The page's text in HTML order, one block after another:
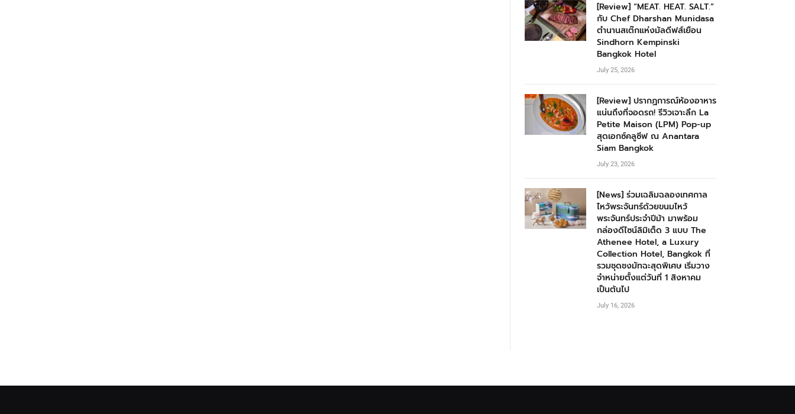
[Review] “MEAT. HEAT. SALT.”
กับ Chef Dharshan Munidasa
ตำนานสเต๊กแห่งมัลดีฟส์เยือน
Sindhorn Kempinski
Bangkok Hotel
July 25, 2026
[Review] ปรากฏการณ์ห้องอาหาร
แน่นถึงที่จอดรถ! รีวิวเจาะลึก La
Petite Maison (LPM) Pop-up
สุดเอกซ์คลูซีฟ ณ Anantara
Siam Bangkok
July 23, 2026
[News] ร่วมเฉลิมฉลองเทศกาล
ไหว้พระจันทร์ด้วยขนมไหว้
พระจันทร์ประจำปีม้า มาพร้อม
กล่องดีไซน์ลิมิเต็ด 3 แบบ The
Athenee Hotel, a Luxury
Collection Hotel, Bangkok ที่
รวมชุดชงมัทฉะสุดพิเศษ เริ่มวาง
จำหน่ายตั้งแต่วันที่ 1 สิงหาคม
เป็นต้นไป
July 16, 2026